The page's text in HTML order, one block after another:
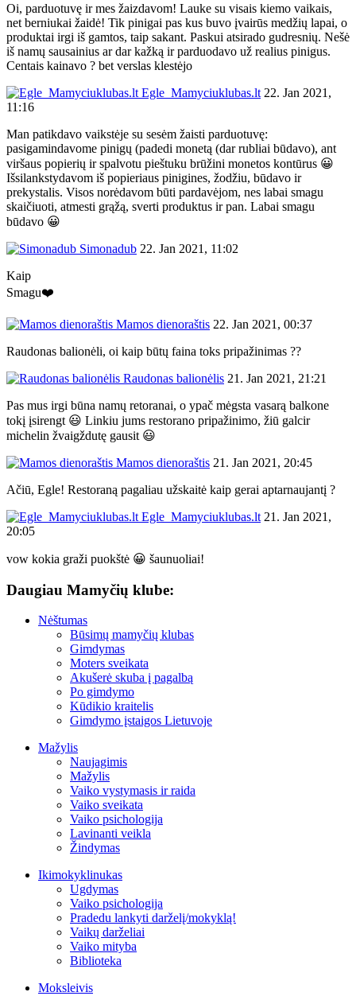
Oi, parduotuvę ir mes žaizdavom! Lauke su visais kiemo vaikais,
net berniukai žaidė! Tik pinigai pas kus buvo įvairūs medžių lapai, o
produktai irgi iš gamtos, taip sakant. Paskui atsirado gudresnių. Nešė
iš namų sausainius ar dar kažką ir parduodavo už realius pinigus.
Centais kainavo ? bet verslas klestėjo
Egle_Mamyciuklubas.lt 22. Jan 2021,
11:16
Man patikdavo vaikstėje su sesėm žaisti parduotuvę:
pasigamindavome pinigų (padedi monetą (dar rubliai būdavo), ant
viršaus popierių ir spalvotu pieštuku brūžini monetos kontūrus 😀
Išsilankstydavom iš popieriaus pinigines, žodžiu, būdavo ir
prekystalis. Visos norėdavom būti pardavėjom, nes labai smagu
skaičiuoti, atmesti grąžą, sverti produktus ir pan. Labai smagu
būdavo 😀
Simonadub 22. Jan 2021, 11:02
Kaip
Smagu❤️
Mamos dienoraštis 22. Jan 2021, 00:37
Raudonas balionėli, oi kaip būtų faina toks pripažinimas ??
Raudonas balionėlis 21. Jan 2021, 21:21
Pas mus irgi būna namų retoranai, o ypač mėgsta vasarą balkone
tokį įsirengt 😃 Linkiu jums restorano pripažinimo, žiū galcir
michelin žvaigždutę gausit 😃
Mamos dienoraštis 21. Jan 2021, 20:45
Ačiū, Egle! Restoraną pagaliau užskaitė kaip gerai aptarnaujantį ?
Egle_Mamyciuklubas.lt 21. Jan 2021,
20:05
vow kokia graži puokštė 😀 šaunuoliai!
Daugiau Mamyčių klube:
Nėštumas
Būsimų mamyčių klubas
Gimdymas
Moters sveikata
Akušerė skuba į pagalbą
Po gimdymo
Kūdikio kraitelis
Gimdymo įstaigos Lietuvoje
Mažylis
Naujagimis
Mažylis
Vaiko vystymasis ir raida
Vaiko sveikata
Vaiko psichologija
Lavinanti veikla
Žindymas
Ikimokyklinukas
Ugdymas
Vaiko psichologija
Pradedu lankyti darželį/mokyklą!
Vaikų darželiai
Vaiko mityba
Biblioteka
Moksleivis